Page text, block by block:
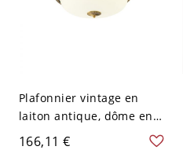
Plafonnier vintage en
laiton antique, dôme en
verre dépoli avec bordure
métallique décorative -
166,11 €